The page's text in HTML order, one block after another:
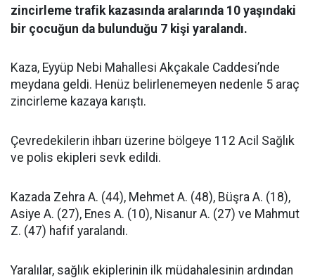
zincirleme trafik kazasında aralarında 10 yaşındaki
bir çocuğun da bulunduğu 7 kişi yaralandı.
Kaza, Eyyüp Nebi Mahallesi Akçakale Caddesi’nde
meydana geldi. Henüz belirlenemeyen nedenle 5 araç
zincirleme kazaya karıştı.
Çevredekilerin ihbarı üzerine bölgeye 112 Acil Sağlık
ve polis ekipleri sevk edildi.
Kazada Zehra A. (44), Mehmet A. (48), Büşra A. (18),
Asiye A. (27), Enes A. (10), Nisanur A. (27) ve Mahmut
Z. (47) hafif yaralandı.
Yaralılar, sağlık ekiplerinin ilk müdahalesinin ardından